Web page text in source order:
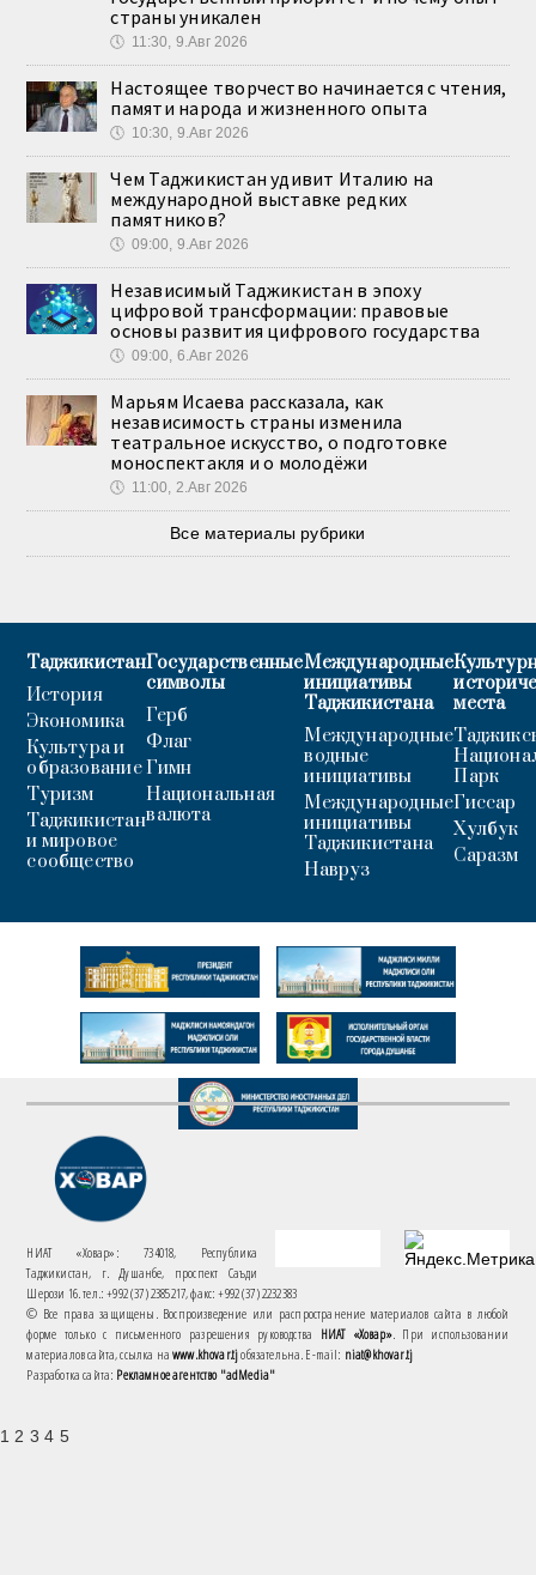
страны уникален
🕔 11:30, 9.Авг 2026
Настоящее творчество начинается с чтения,
памяти народа и жизненного опыта
🕔 10:30, 9.Авг 2026
Чем Таджикистан удивит Италию на
международной выставке редких
памятников?
🕔 09:00, 9.Авг 2026
Независимый Таджикистан в эпоху
цифровой трансформации: правовые
основы развития цифрового государства
🕔 09:00, 6.Авг 2026
Марьям Исаева рассказала, как
независимость страны изменила
театральное искусство, о подготовке
моноспектакля и о молодёжи
🕔 11:00, 2.Авг 2026
Все материалы рубрики
Таджикистан
История
Экономика
Культура и
образование
Туризм
Таджикистан
и мировое
сообщество
Государственные
символы
Герб
Флаг
Гимн
Национальная
валюта
Международные
инициативы
Таджикистана
Международные
водные
инициативы
Международные
инициативы
Таджикистана
Навруз
места
Парк
Гиссар
Хулбук
Саразм
НИАТ «Ховар»: 734018, Республика
Таджикистан, г. Душанбе, проспект Саъди
Шерози 16. тел.: +992 (37) 2385217, факс: +992 (37) 2232383
© Все права защищены. Воспроизведение или распространение материалов сайта в любой
форме только с письменного разрешения руководства НИАТ «Ховар». При использовании
материалов сайта, ссылка наwww.khovar.tjобязательна. E-mail: niat@khovar.tj
Разработка сайта: Рекламное агентство "adMedia"
1 2 3 4 5